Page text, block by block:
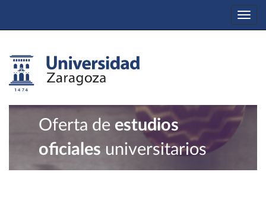
Oferta de estudios
oficiales universitarios